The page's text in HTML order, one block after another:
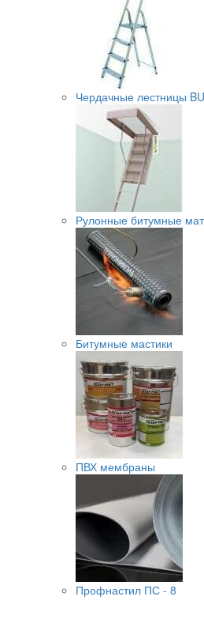
Чердачные лестницы
Рулонные битумные
Битумные мастики
ПВХ мембраны
Профнастил ПС - 8